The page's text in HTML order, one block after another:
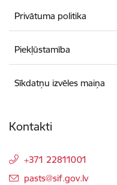
Privātuma politika
Piekļūstamība
Sīkdatņu izvēles maiņa
Kontakti
+371 22811001
E-pasts:
pasts@sif.gov.lv